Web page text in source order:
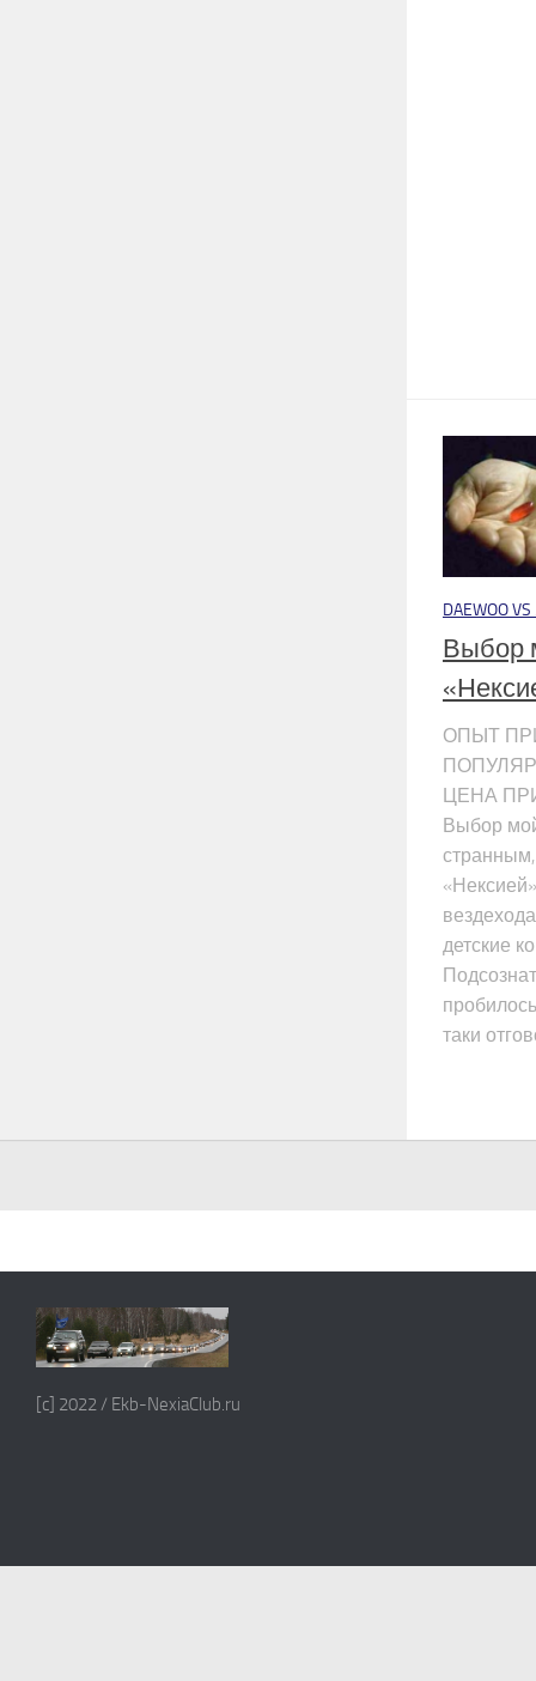
DAEWOO VS
Выбор
ОПЫТ
ЦЕНА
Выбор
детские
таки
[c] 2022 / Ekb-NexiaClub.ru